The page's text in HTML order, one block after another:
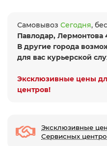
Самовывоз Сегодня,
Павлодар, Лермонтова
В другие города
для вас курьерской
Эксклюзивные цены
центров!
Эксклюзивные
Сервисных